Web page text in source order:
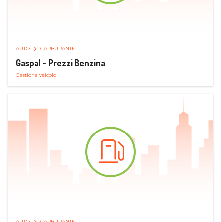
AUTO CARBURANTE
Gaspal - Prezzi Benzina
Gestione Veicolo